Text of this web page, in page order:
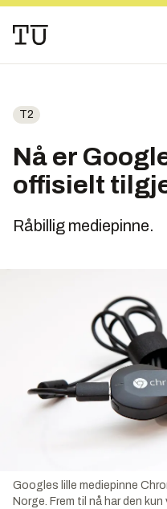
T2
Nå er
offisielt
Råbillig mediepinne.
Googles lille mediepinne
Norge. Frem til nå har den